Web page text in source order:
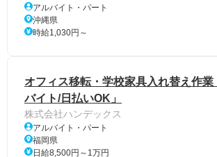
アルバイト・パート
沖縄県
時給1,030円～
オフィス移転・学校家具入れ替え作業
バイト/日払いOK」
株式会社ハンデックス
アルバイト・パート
福岡県
日給8,500円～1万円